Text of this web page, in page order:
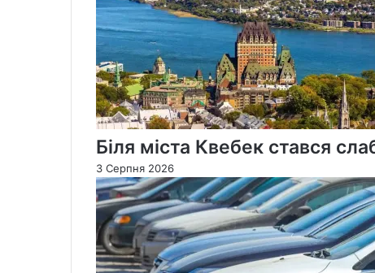
Біля міста Квебек стався
3 Серпня 2026